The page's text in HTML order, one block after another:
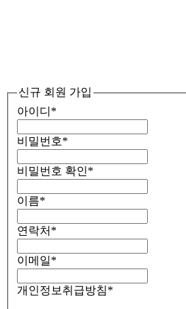
신규 회원 가입
아이디 *
비밀번호*
비밀번호 확인*
이름*
연락처 *
이메일*
개인정보취급방침*